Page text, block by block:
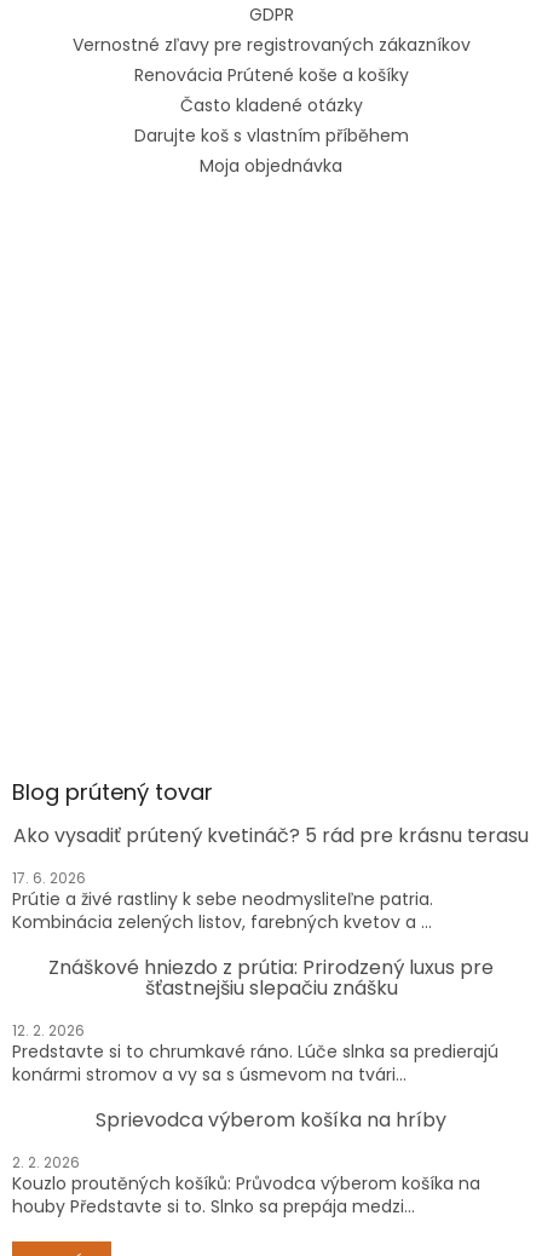
GDPR
Vernostné zľavy pre registrovaných zákazníkov
Renovácia Prútené koše a košíky
Často kladené otázky
Darujte koš s vlastním příběhem
Moja objednávka
Blog prútený tovar
Ako vysadiť prútený kvetináč? 5 rád pre krásnu terasu
17. 6. 2026
Prútie a živé rastliny k sebe neodmysliteľne patria.
Kombinácia zelených listov, farebných kvetov a ...
Znáškové hniezdo z prútia: Prirodzený luxus pre
šťastnejšiu slepačiu znášku
12. 2. 2026
Predstavte si to chrumkavé ráno. Lúče slnka sa predierajú
konármi stromov a vy sa s úsmevom na tvári...
Sprievodca výberom košíka na hríby
2. 2. 2026
Kouzlo proutěných košíků: Průvodca výberom košíka na
houby Představte si to. Slnko sa prepája medzi...